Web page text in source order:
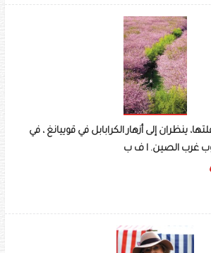
ينظران إلى أزهار الكرابابل في قوييانغ ، في
غرب الصين. ا ف ب